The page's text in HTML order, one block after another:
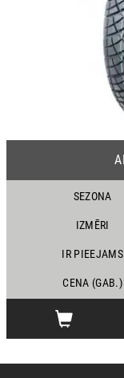
SEZONA
IZMĒRI
IR PIEEJAMS
CENA (GAB.)